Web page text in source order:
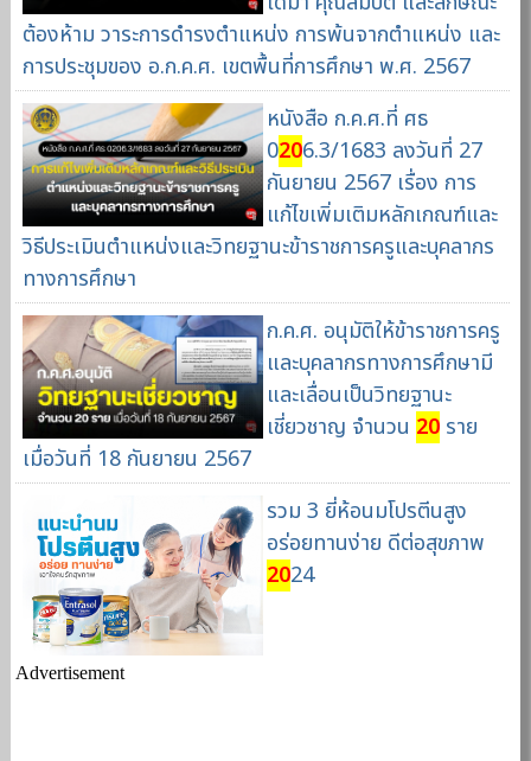
ต้องห้าม วาระการดำรงตำแหน่ง การพ้นจากตำแหน่ง และ
การประชุมของ อ.ก.ค.ศ. เขตพื้นที่การศึกษา พ.ศ. 2567
หนังสือ ก.ค.ศ.ที่ ศธ
0206.3/1683 ลงวันที่ 27
กันยายน 2567 เรื่อง การ
แก้ไขเพิ่มเติมหลักเกณฑ์และ
วิธีประเมินตำแหน่งและวิทยฐานะข้าราชการครูและบุคลากร
ทางการศึกษา
ก.ค.ศ. อนุมัติให้ข้าราชการครู
และบุคลากรทางการศึกษามี
และเลื่อนเป็นวิทยฐานะ
เชี่ยวชาญ จำนวน 20ราย
เมื่อวันที่ 18 กันยายน 2567
รวม 3 ยี่ห้อนมโปรตีนสูง
อร่อยทานง่าย ดีต่อสุขภาพ
2024
Advertisement